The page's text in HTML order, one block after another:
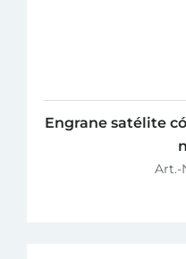
Engrane satélite
Art.-